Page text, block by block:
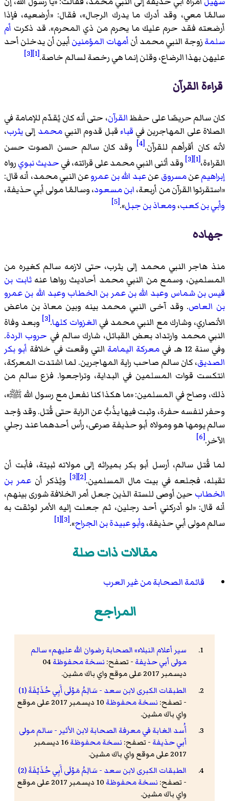
سالمًا معي، وقد أدرك ما يدرك الرجال»، فقال: «أرضعيه، فإذا
أرضعته فقد حرم عليك ما يحرم من ذي المحرم». قد ذكرت أم
سلمةزوجة النبي محمد أنأمهات المؤمنينأبين أن يدخلن أحد
عليهن بهذا الرضاع، وقلن إنما هي رخصة لسالم خاصة.[1]
[3]
قراءة القرآن
كان سالم حريصًا على حفظالقرآن، حتى أنه كان يُقدّم للإمامة في
الصلاة على المهاجرين في قباء قبل قدوم النبيمحمد إلىيثرب،
لأنه كان أقرأهم للقرآن.[4]
وقد كان سالم حسن الصوت حسن
القراءة،[1]
[3] وقد أثنى النبي محمد على قرائته، فيحديث نبويرواه
إبراهيمعنمسروقعنعبد الله بن عمروعن النبي محمد، أنه قال:
«استقرئوا القرآن من أربعة،ابن مسعود، وسالمًا مولى أبي حذيفة،
وأبي بن كعب،ومعاذ بن جبل».
[5]
جهاده
منذ هاجر النبي محمد إلى يثرب، حتى لازمه سالم كغيره من
المسلمين، وسمع من النبي محمد أحاديث رواها عنهثابت بن
قيس بن شماس وعبد الله بن عمر بن الخطاب وعبد الله بن عمرو
بن العاص. وقد آخى النبي محمد بينه وبين معاذ بن ماعض
الأنصاري، وشارك مع النبي محمد في الغزوات كلها.
[3]
وبعد وفاة
النبي محمد وارتداد بعض القبائل، شارك سالم في حروب الردة.
وفي سنة 12 هـ في
معركة اليمامة التي وقعت في خلافة أبو بكر
الصديق، كان سالم صاحب راية المهاجرين. لما اشتدت المعركة،
انتكست قوات المسلمين في البداية، وتراجعوا. فزع سالم من
ذلك، وصاح في المسلمين: «ما هكذا كنا نفعل مع رسول اللهﷺ»،
وحفر لنفسه حفرة، وثبت فيها يذُبُّ عن الراية حتى قُتل. وقد وُجد
سالم يومها هو ومولاه أبو حذيفة صرعى، رأس أحدهما عند رجلي
الآخر.[6]
لما قُتل سالم، أرسل أبو بكر بميراثه إلى مولاته ثبيتة، فأبت أن
تقبله، فجلعه في بيت مال المسلمين.[2]
[3] ويُذكر أن عمر بن
الخطاب حين أوصى للستة الذين جعل أمر الخلافة شورى بينهم،
أنه قال: «لو أدركني أحد رجلين، ثم جعلت إليه الأمر لوثقت به
سالم مولى أبي حذيفة،وأبو عبيدة بن الجراح».
[3]
[1]
مقالات ذات صلة
قائمة الصحابة من غير العرب
المراجع
سير أعلام النبلاء» الصحابة رضوان الله عليهم» سالم
مولى أبي حذيفة - تصفح: نسخة محفوظة04
ديسمبر 2017 على موقع واي باك مشين.
الطبقات الكبرى لابن سعد - سَالِمُ مَوْلَى أَبِي حُذَيْفَةَ (1)
- تصفح: نسخة محفوظة
10 ديسمبر 2017 على موقع
واي باك مشين.
أُسد الغابة في معرفة الصحابة لابن الأثير - سالم مولى
أبي حذيفة - تصفح: نسخة محفوظة
16 ديسمبر
2017 على موقع واي باك مشين.
الطبقات الكبرى لابن سعد - سَالِمُ مَوْلَى أَبِي حُذَيْفَةَ (2)
- تصفح: نسخة محفوظة
10 ديسمبر 2017 على موقع
واي باك مشين.